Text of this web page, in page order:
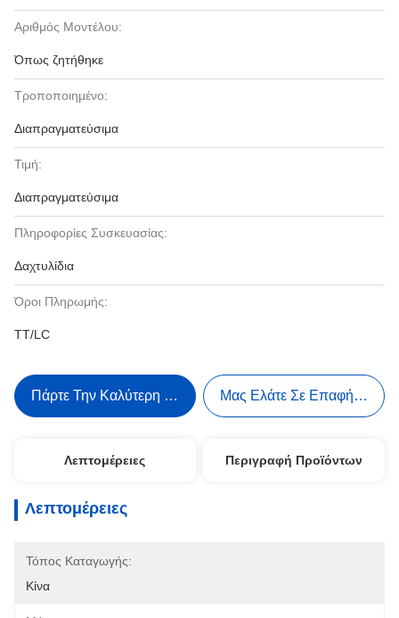
Αριθμός Μοντέλου:
Όπως ζητήθηκε
Τροποποιημένο:
Διαπραγματεύσιμα
Τιμή:
Διαπραγματεύσιμα
Πληροφορίες Συσκευασίας:
Δαχτυλίδια
Όροι Πληρωμής:
TT/LC
Πάρτε Την Καλύτερη Τιμή Μας Ελάτε Σε Επαφή Με
Λεπτομέρειες Περιγραφή Προϊόντων
Λεπτομέρειες
Τόπος Καταγωγής:
Κίνα